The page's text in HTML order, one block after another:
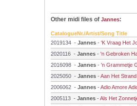
Other midi files of Jannes:
CatalogueNr./Artist/Song Title
2019134 - Jannes - 'K Vraag Het
2020116 - Jannes - 'n Gebroken
2016098 - Jannes - 'n Grammetje
2025050 - Jannes -Aan Het
2006062 - Jannes -Adio Amore
2005113 - Jannes -Als Het